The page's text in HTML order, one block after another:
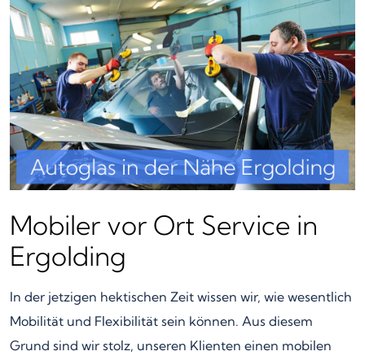
Mobiler vor Ort Service in
Ergolding
In der jetzigen hektischen Zeit wissen wir, wie wesentlich
Mobilität und Flexibilität sein können. Aus diesem
Grund sind wir stolz, unseren Klienten einen mobilen